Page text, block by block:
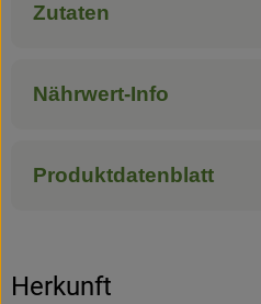
Zutaten
Nährwert-Info
Produktdatenblatt
Herkunft